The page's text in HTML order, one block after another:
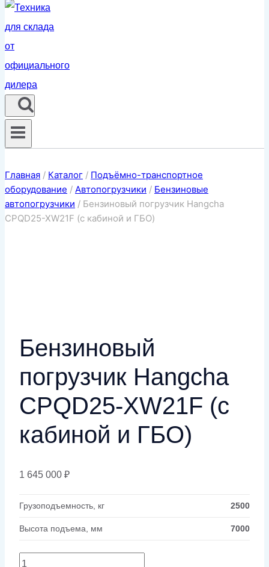
Главная / Каталог / Подъёмно-транспортное
оборудование / Автопогрузчики / Бензиновые
автопогрузчики / Бензиновый погрузчик Hangcha
CPQD25-XW21F (c кабиной и ГБО)
Бензиновый
погрузчик Hangcha
CPQD25-XW21F (c
кабиной и ГБО)
1 645 000 ₽
Грузоподъемность, кг 2500
Высота подъема, мм 7000
Количество